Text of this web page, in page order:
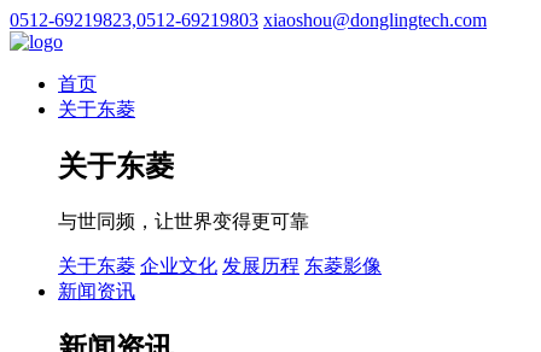
0512-69219823,0512-69219803 xiaoshou@donglingtech.com
首页
关于东菱
关于东菱
与世同频，让世界变得更可靠
关于东菱 企业文化 发展历程 东菱影像
新闻资讯